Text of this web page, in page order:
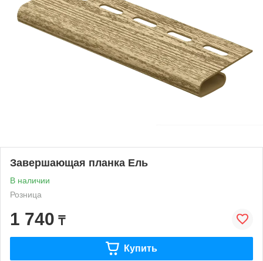
Завершающая планка Ель
В наличии
Розница
1 740 ₸
Купить